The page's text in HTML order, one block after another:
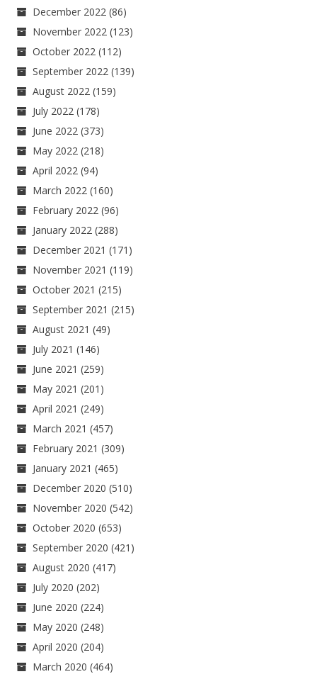
December 2022 (86)
November 2022 (123)
October 2022 (112)
September 2022 (139)
August 2022 (159)
July 2022 (178)
June 2022 (373)
May 2022 (218)
April 2022 (94)
March 2022 (160)
February 2022 (96)
January 2022 (288)
December 2021 (171)
November 2021 (119)
October 2021 (215)
September 2021 (215)
August 2021 (49)
July 2021 (146)
June 2021 (259)
May 2021 (201)
April 2021 (249)
March 2021 (457)
February 2021 (309)
January 2021 (465)
December 2020 (510)
November 2020 (542)
October 2020 (653)
September 2020 (421)
August 2020 (417)
July 2020 (202)
June 2020 (224)
May 2020 (248)
April 2020 (204)
March 2020 (464)